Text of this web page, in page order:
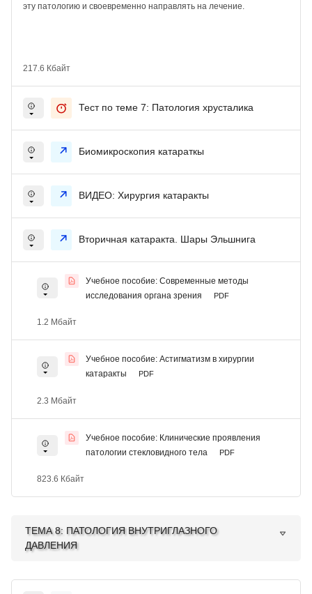
эту патологию и своевременно направлять на лечение.
217.6 Кбайт
Тест по теме 7: Патология хрусталика
Биомикроскопия катараткы
ВИДЕО: Хирургия катаракты
Вторичная катаракта. Шары Эльшнига
Учебное пособие: Современные методы
исследования органа зрения
PDF
1.2 Мбайт
Учебное пособие: Астигматизм в хирургии
катаракты
PDF
2.3 Мбайт
Учебное пособие: Клинические проявления
патологии стекловидного тела
PDF
823.6 Кбайт
ТЕМА 8: ПАТОЛОГИЯ ВНУТРИГЛАЗНОГО
ДАВЛЕНИЯ